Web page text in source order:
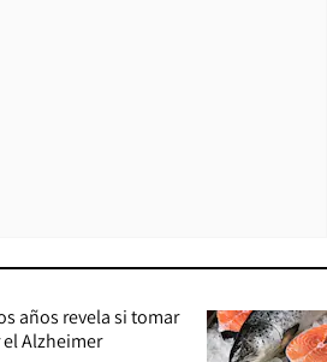
años revela si tomar
Alzheimer